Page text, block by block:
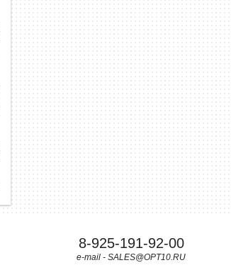
8-925-191-92-00
e-mail - SALES@OPT10.RU